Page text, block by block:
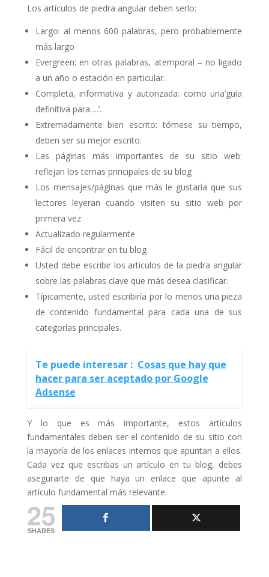
Los artículos de piedra angular deben serlo:
Largo: al menos 600 palabras, pero probablemente
más largo
Evergreen: en otras palabras, atemporal – no ligado
a un año o estación en particular.
Completa, informativa y autorizada: como una’guía
definitiva para….’.
Extremadamente bien escrito: tómese su tiempo,
deben ser su mejor escrito.
Las páginas más importantes de su sitio web:
reflejan los temas principales de su blog
Los mensajes/páginas que más le gustaría que sus
lectores leyeran cuando visiten su sitio web por
primera vez
Actualizado regularmente
Fácil de encontrar en tu blog
Usted debe escribir los artículos de la piedra angular
sobre las palabras clave que más desea clasificar.
Típicamente, usted escribiría por lo menos una pieza
de contenido fundamental para cada una de sus
categorías principales.
Te puede interesar : Cosas que hay que
hacer para ser aceptado por Google
Adsense
Y lo que es más importante, estos artículos
fundamentales deben ser el contenido de su sitio con
la mayoría de los enlaces internos que apuntan a ellos.
Cada vez que escribas un artículo en tu blog, debes
asegurarte de que haya un enlace que apunte al
artículo fundamental más relevante.
25
SHARES